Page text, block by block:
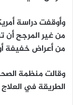
وأوقفت دراسة
من غير المرجح أن
من أعراض خفيفة
وقالت منظمة
الطريقة في